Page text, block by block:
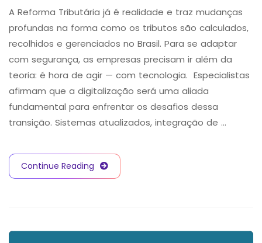
A Reforma Tributária já é realidade e traz mudanças
profundas na forma como os tributos são calculados,
recolhidos e gerenciados no Brasil. Para se adaptar
com segurança, as empresas precisam ir além da
teoria: é hora de agir — com tecnologia. Especialistas
afirmam que a digitalização será uma aliada
fundamental para enfrentar os desafios dessa
transição. Sistemas atualizados, integração de …
Continue Reading